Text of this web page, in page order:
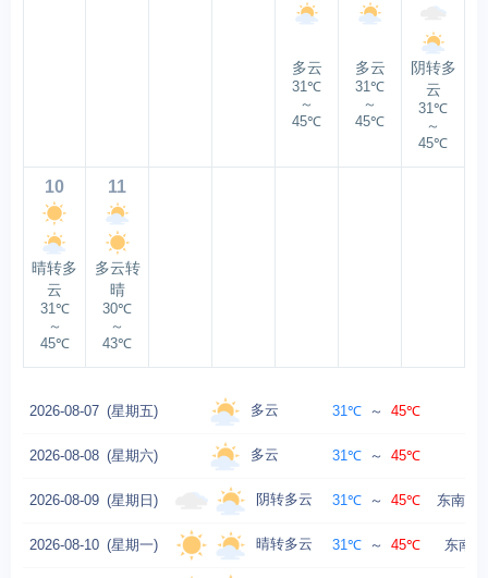
多云
31℃
～
45℃
多云
31℃
～
45℃
阴转多
云
31℃
～
45℃
10
晴转多
云
31℃
～
45℃
11
多云转
晴
30℃
～
43℃
2026-08-07 (星期五) 多云 31℃ ～ 45℃
2026-08-08 (星期六) 多云 31℃ ～ 45℃
2026-08-09 (星期日) 阴转多云 31℃ ～ 45℃ 东南风
2026-08-10 (星期一) 晴转多云 31℃ ～ 45℃ 东南